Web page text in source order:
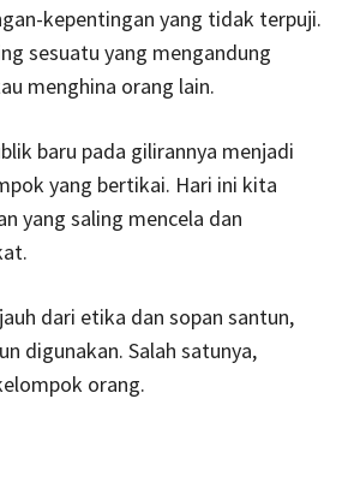
kepentingan yang tidak terpuji.
sesuatu yang mengandung
menghina orang lain.
baru pada gilirannya menjadi
yang bertikai. Hari ini kita
yang saling mencela dan
dari etika dan sopan santun,
digunakan. Salah satunya,
orang.